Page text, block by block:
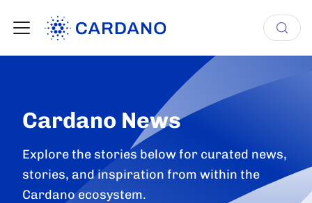
Cardano News
Explore the stories below for curated news,
stories, and inspiration from within the
Cardano ecosystem.